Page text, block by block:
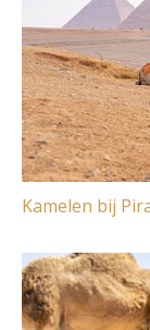
Kamelen bij